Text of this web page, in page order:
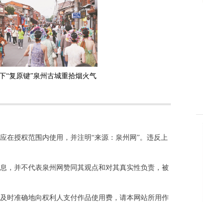
“复原键”泉州古城重拾烟火气
授权范围内使用，并注明“来源：泉州网”。违反上
，并不代表泉州网赞同其观点和对其真实性负责，被
时准确地向权利人支付作品使用费，请本网站所用作